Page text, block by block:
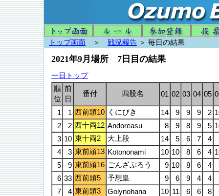
トップ画面 ＞ 戦況報告 ＞ 毎日の結果
2021年9月場所 7日目の結果
一日トップ
順
位
前
日
番付 四股名 01 02 03 04 05
1 1 西前頭10 くにびき 14 9 9 9 2
2
2 西十両12 Andoreasu 8 9 8 9 5
3 10 東十両2 大上段 14 5 6 7 4
4
3 東前頭13 Kotononami 10 10 8 6 4
5
9 東前頭16 ごんざぶろう 9 10 8 6 4
6 33 西前頭5 予想皇 9 6 9 4 4
7
4 東前頭3 Golynohana 10 11 6 6 8